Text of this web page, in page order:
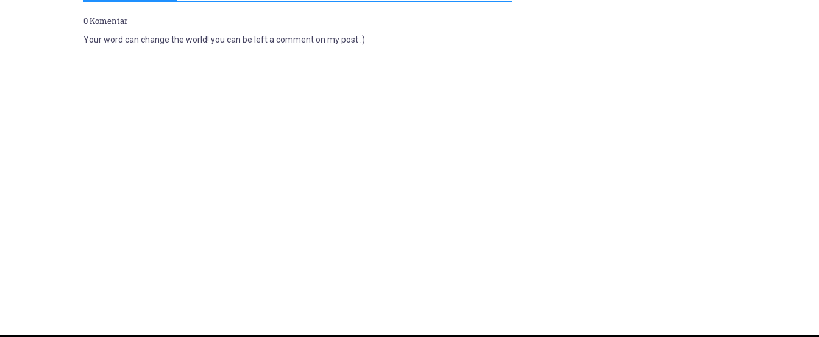
0 Komentar
Your word can change the world! you can be left a comment on my post :)